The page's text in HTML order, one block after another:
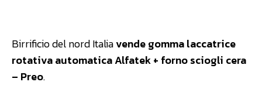
Birrificio del nord Italiavende gomma laccatrice
rotativa automatica Alfatek + forno sciogli cera
– Preo.